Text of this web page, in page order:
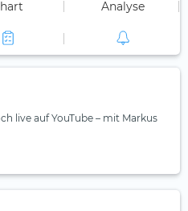
Analyse
live auf YouTube – mit Markus